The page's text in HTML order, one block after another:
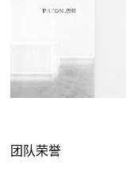
团队荣誉